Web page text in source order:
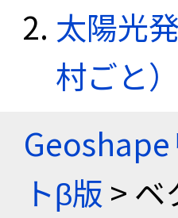
太陽光
村ごと
Geoshape
トβ版 >